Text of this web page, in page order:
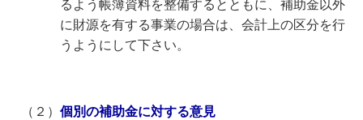
るよう帳簿資料を整備するとともに、補助金以外
に財源を有する事業の場合は、会計上の区分を行
うようにして下さい。
（２） 個別の補助金に対する意見